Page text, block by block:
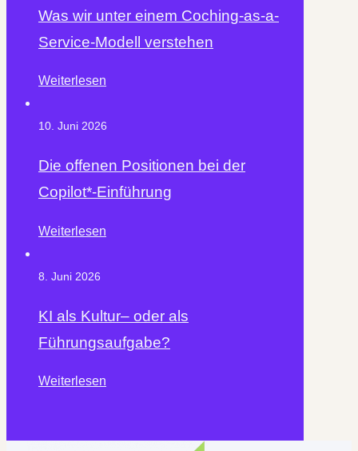
Was wir unter einem Coching-as-a-
Service-Modell verstehen
Weiterlesen
10. Juni 2026
Die offenen Positionen bei der
Copilot*-Einführung
Weiterlesen
8. Juni 2026
KI als Kultur– oder als
Führungsaufgabe?
Weiterlesen